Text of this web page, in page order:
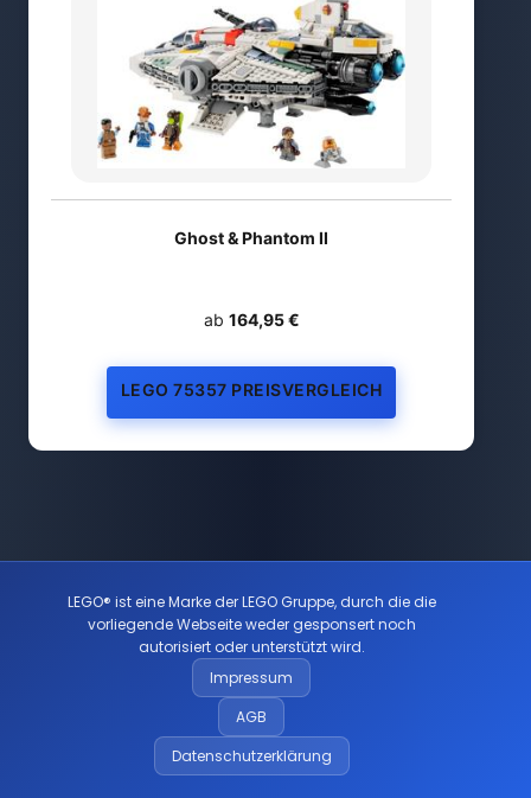
Ghost & Phantom II
ab 164,95 €
LEGO 75357 PREISVERGLEICH
LEGO® ist eine Marke der LEGO Gruppe, durch die die
vorliegende Webseite weder gesponsert noch
autorisiert oder unterstützt wird.
Impressum
AGB
Datenschutzerklärung